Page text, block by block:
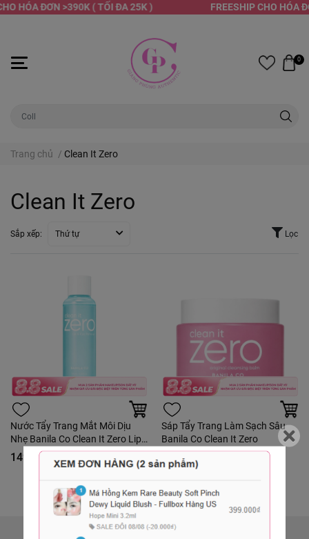
HÓA ĐƠN >390K ( TỐI ĐA 25K ) FREESHIP CHO HÓA
0
Trang chủ / Clean It Zero
Clean It Zero
Sắp xếp: Thứ tự Lọc
Nước Tẩy Trang Mắt Môi Dịu
Nhẹ Banila Co Clean It Zero Lip
& Eye Remover 100ml - Tách Set
149.000₫
Sáp Tẩy Trang Làm Sạch Sâu
Banila Co Clean It Zero
290.000₫